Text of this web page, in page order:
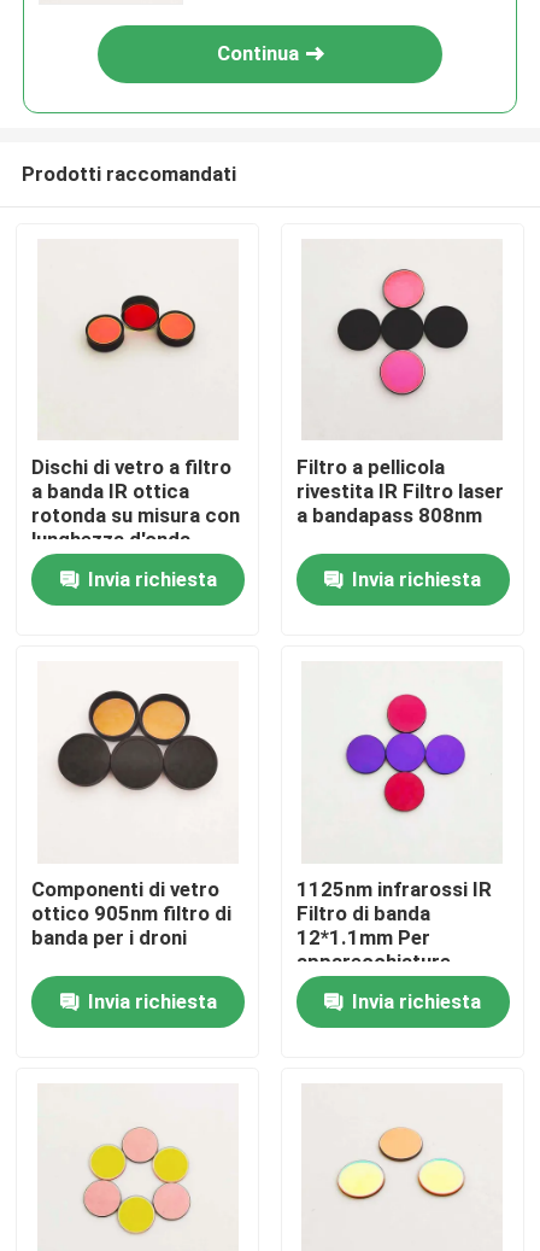
Casa
Video
Chi siamo
Controllo di qualità
Contattaci
Richiedere un preventivo
Filtro a banda ottica
Filtro a banda fluorescente
Continua
Prodotti raccomandati
Dischi di vetro a filtro
a banda IR ottica
rotonda su misura con
lunghezza d'onda
centrale di 850 nm e
blocco OD5 200-1100
nm
Invia richiesta
Filtro a pellicola
rivestita IR Filtro laser
a bandapass 808nm
Invia richiesta
Componenti di vetro
ottico 905nm filtro di
banda per i droni
Invia richiesta
1125nm infrarossi IR
Filtro di banda
12*1.1mm Per
apparecchiature
ottiche
Invia richiesta